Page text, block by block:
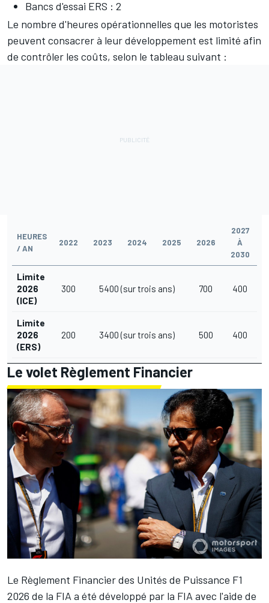
Bancs d'essai ERS : 2
Le nombre d'heures opérationnelles que les motoristes
peuvent consacrer à leur développement est limité afin
de contrôler les coûts, selon le tableau suivant :
HEURES
/ AN
2022 2023 2024 2025 2026
2027
À
2030
Limite
2026
(ICE)
300 5400 (sur trois ans) 700 400
Limite
2026
(ERS)
200 3400 (sur trois ans) 500 400
Le volet Règlement Financier
Le Règlement Financier des Unités de Puissance F1
2026 de la FIA a été développé par la FIA avec l'aide de